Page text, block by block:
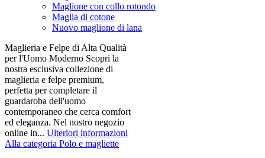
Maglione con collo rotondo
Maglia di cotone
Nuovo maglione di lana
Maglieria e Felpe di Alta Qualità
per l'Uomo Moderno Scopri la
nostra esclusiva collezione di
maglieria e felpe premium,
perfetta per completare il
guardaroba dell'uomo
contemporaneo che cerca comfort
ed eleganza. Nel nostro negozio
online in... Ulteriori informazioni
Alla categoria Polo e magliette